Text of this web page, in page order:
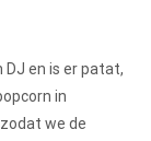
DJ en is er patat,
in
we de